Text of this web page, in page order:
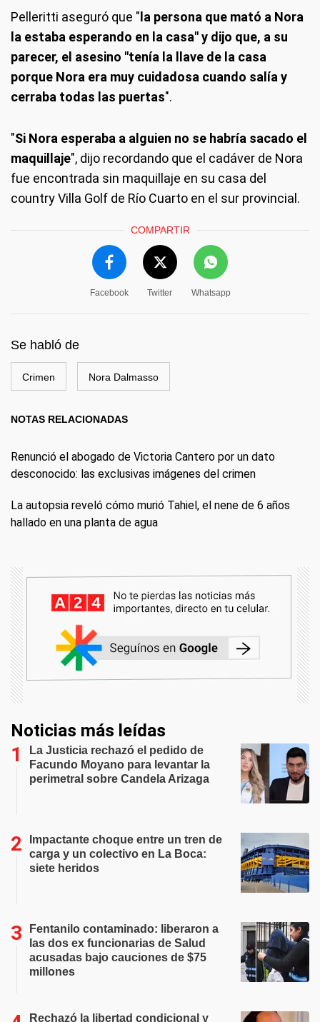
Pelleritti aseguró que " la persona que mató a Nora
la estaba esperando en la casa" y dijo que, a su
parecer, el asesino "tenía la llave de la casa
porque Nora era muy cuidadosa cuando salía y
cerraba todas las puertas".
"Si Nora esperaba a alguien no se habría sacado el
maquillaje", dijo recordando que el cadáver de Nora
fue encontrada sin maquillaje en su casa del
country Villa Golf de Río Cuarto en el sur provincial.
COMPARTIR
Facebook Twitter Whatsapp
Se habló de
Crimen Nora Dalmasso
NOTAS RELACIONADAS
Renunció el abogado de Victoria Cantero por un dato
desconocido: las exclusivas imágenes del crimen
La autopsia reveló cómo murió Tahiel, el nene de 6 años
hallado en una planta de agua
Noticias más leídas
La Justicia rechazó el pedido de
Facundo Moyano para levantar la
perimetral sobre Candela Arizaga
Impactante choque entre un tren de
carga y un colectivo en La Boca:
siete heridos
Fentanilo contaminado: liberaron a
las dos ex funcionarias de Salud
acusadas bajo cauciones de $75
millones
Rechazó la libertad condicional y